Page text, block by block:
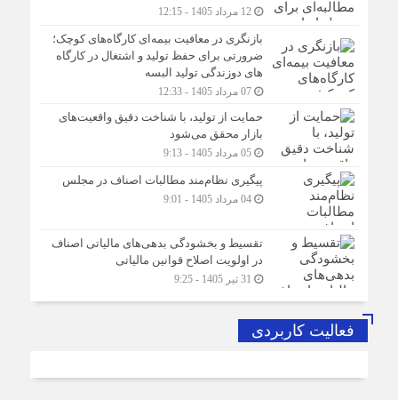
12 مرداد 1405 - 12:15
بازنگری در معافیت بیمه‌ای کارگاه‌های کوچک؛
ضرورتی برای حفظ تولید و اشتغال در کارگاه
های دوزندگی تولید البسه
07 مرداد 1405 - 12:33
حمایت از تولید، با شناخت دقیق واقعیت‌های
بازار محقق می‌شود
05 مرداد 1405 - 9:13
پیگیری نظام‌مند مطالبات اصناف در مجلس
04 مرداد 1405 - 9:01
تقسیط و بخشودگی بدهی‌های مالیاتی اصناف
در اولویت اصلاح قوانین مالیاتی
فعالیت کاربردی